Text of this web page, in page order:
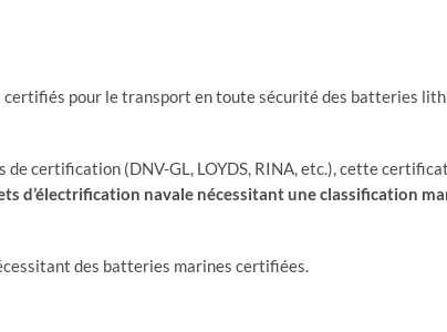
pour le transport en toute sécurité des batteries
de certification (DNV-GL, LOYDS, RINA, etc.), cette
d’électrification navale nécessitant une classification
des batteries marines certifiées.